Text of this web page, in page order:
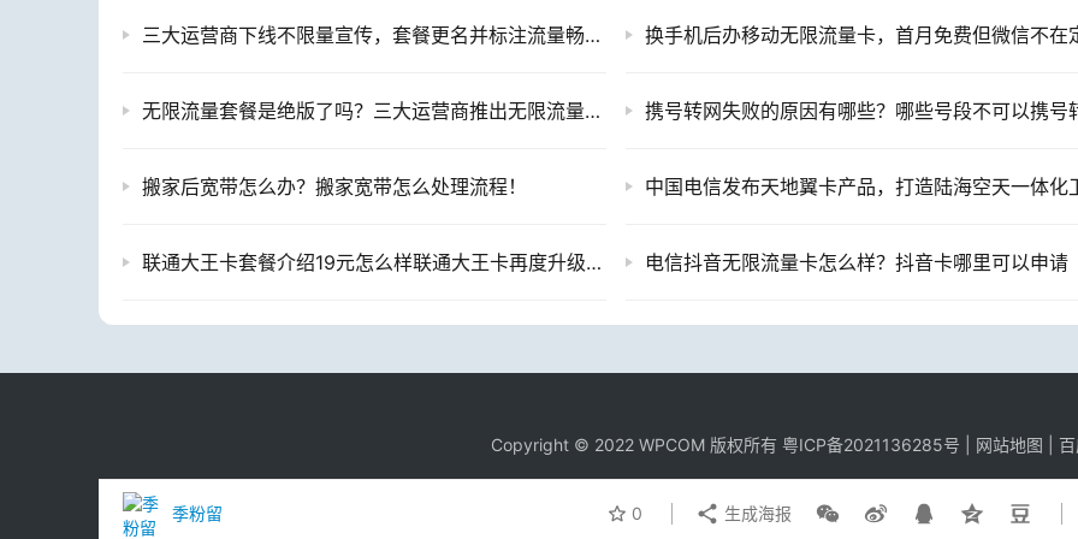
季粉留 0 生成海报
三大运营商下线不限量宣传，套餐更名并标注流量畅享，达量降速
无限流量套餐是绝版了吗？三大运营商推出无限流量套餐，你买账吗？ 携号转网失败的原因有哪些？哪些号段不可以携号
搬家后宽带怎么办？搬家宽带怎么处理流程！
联通大王卡套餐介绍19元怎么样联通大王卡再度升级，1 元 1GB 流 电信抖音无限流量卡怎么样？抖音卡哪里可以申请
Copyright © 2022 WPCOM 版权所有 粤ICP备2021136285号 网站地图